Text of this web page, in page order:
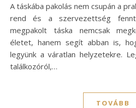
A táskába pakolás nem csupán a
rend és a szervezettség
megpakolt táska nemcsak
életet, hanem segít abban is,
legyünk a váratlan helyzetekre.
találkozóról,…
TOVÁBB